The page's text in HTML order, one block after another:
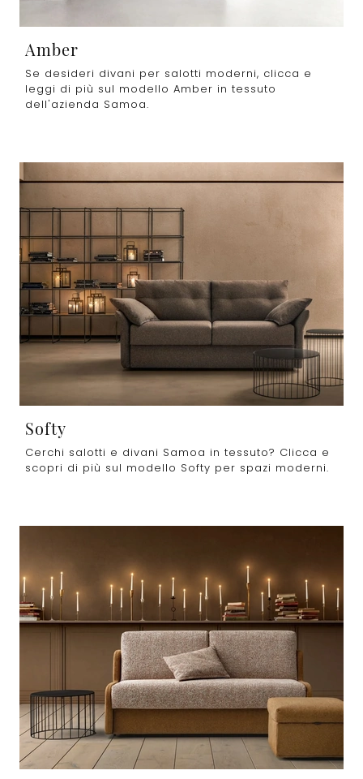
Amber
Se desideri divani per salotti moderni, clicca e
leggi di più sul modello Amber in tessuto
dell'azienda Samoa.
Softy
Cerchi salotti e divani Samoa in tessuto? Clicca e
scopri di più sul modello Softy per spazi moderni.